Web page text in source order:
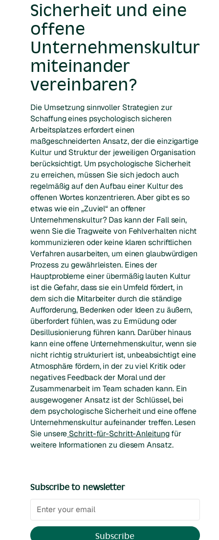
Sicherheit und eine
offene
Unternehmenskultur
miteinander
vereinbaren?
Die Umsetzung sinnvoller Strategien zur
Schaffung eines psychologisch sicheren
Arbeitsplatzes erfordert einen
maßgeschneiderten Ansatz, der die einzigartige
Kultur und Struktur der jeweiligen Organisation
berücksichtigt. Um psychologische Sicherheit
zu erreichen, müssen Sie sich jedoch auch
regelmäßig auf den Aufbau einer Kultur des
offenen Wortes konzentrieren. Aber gibt es so
etwas wie ein „Zuviel“ an offener
Unternehmenskultur? Das kann der Fall sein,
wenn Sie die Tragweite von Fehlverhalten nicht
kommunizieren oder keine klaren schriftlichen
Verfahren ausarbeiten, um einen glaubwürdigen
Prozess zu gewährleisten. Eines der
Hauptprobleme einer übermäßig lauten Kultur
ist die Gefahr, dass sie ein Umfeld fördert, in
dem sich die Mitarbeiter durch die ständige
Aufforderung, Bedenken oder Ideen zu äußern,
überfordert fühlen, was zu Ermüdung oder
Desillusionierung führen kann. Darüber hinaus
kann eine offene Unternehmenskultur, wenn sie
nicht richtig strukturiert ist, unbeabsichtigt eine
Atmosphäre fördern, in der zu viel Kritik oder
negatives Feedback der Moral und der
Zusammenarbeit im Team schaden kann. Ein
ausgewogener Ansatz ist der Schlüssel, bei
dem psychologische Sicherheit und eine offene
Unternehmenskultur aufeinander treffen. Lesen
Sie unsere Schritt-für-Schritt-Anleitungfür
weitere Informationen zu diesem Ansatz.
Subscribe to newsletter